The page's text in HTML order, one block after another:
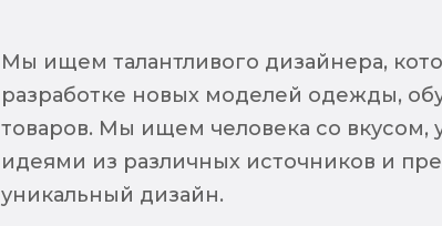
Мы ищем талантливого дизайнера,
разработке новых моделей одежды,
товаров. Мы ищем человека со вкусом,
идеями из различных источников и
уникальный дизайн.